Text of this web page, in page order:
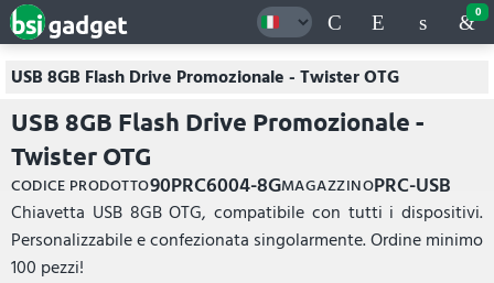
0
USB 8GB Flash Drive Promozionale - Twister OTG
USB 8GB Flash Drive Promozionale -
Twister OTG
CODICE PRODOTTO90PRC6004-8GMAGAZZINOPRC-USB
Chiavetta USB 8GB OTG, compatibile con tutti i dispositivi.
Personalizzabile e confezionata singolarmente. Ordine minimo
100 pezzi!